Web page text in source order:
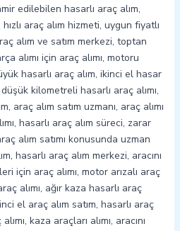
edilebilen hasarlı araç alım,
araç alım hizmeti, uygun fiyatlı
alım ve satım merkezi, toptan
alımı için araç alımı, motoru
hasarlı araç alım, ikinci el hasar
kilometreli hasarlı araç alımı,
araç alım satım uzmanı, araç alımı
hasarlı araç alım süreci, zarar
alım satımı konusunda uzman
hasarlı araç alım merkezi, aracını
için araç alımı, motor arızalı araç
alımı, ağır kaza hasarlı araç
el araç alım satım, hasarlı araç
kaza araçları alımı, aracını